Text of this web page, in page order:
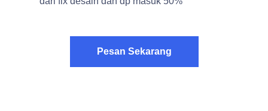
Pesan Sekarang